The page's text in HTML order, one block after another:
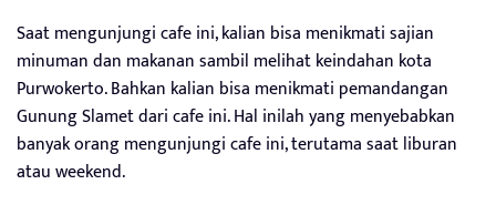
Saat mengunjungi cafe ini, kalian bisa menikmati sajian
minuman dan makanan sambil melihat keindahan kota
Purwokerto. Bahkan kalian bisa menikmati pemandangan
Gunung Slamet dari cafe ini. Hal inilah yang menyebabkan
banyak orang mengunjungi cafe ini, terutama saat liburan
atau weekend.